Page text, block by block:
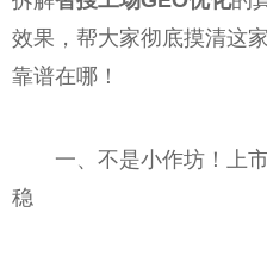
效果，帮大家彻底摸清这
靠谱在哪！
一、不是小作坊！上
稳